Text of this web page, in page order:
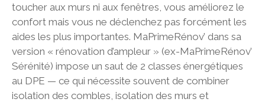
toucher aux murs ni aux fenêtres, vous améliorez le
confort mais vous ne déclenchez pas forcément les
aides les plus importantes. MaPrimeRénov’ dans sa
version « rénovation d’ampleur » (ex-MaPrimeRénov’
Sérénité) impose un saut de 2 classes énergétiques
au DPE — ce qui nécessite souvent de combiner
isolation des combles, isolation des murs et